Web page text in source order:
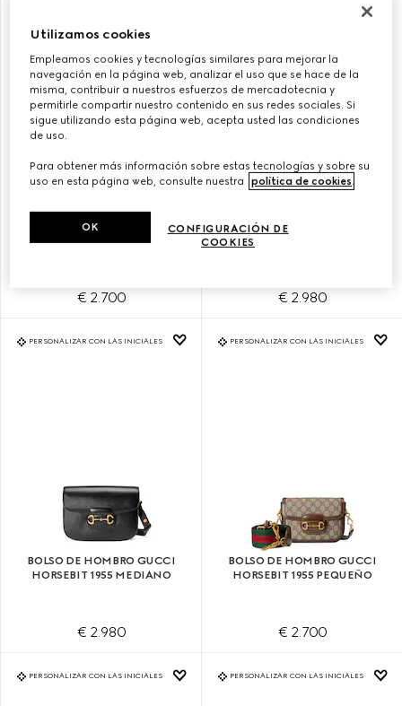
BOLSO DE HOMBRO GUCCI
HORSEBIT 1955 MEDIANO
€ 2.700
PERSONALIZAR CON LAS INICIALES
BOLSO DE HOMBRO GUCCI
HORSEBIT 1955 PEQUEÑO
€ 2.980
PERSONALIZAR CON LAS INICIALES
BOLSO DE HOMBRO GUCCI
HORSEBIT 1955 MEDIANO
€ 2.980
PERSONALIZAR CON LAS INICIALES
BOLSO DE HOMBRO GUCCI
HORSEBIT 1955 PEQUEÑO
€ 2.700
PERSONALIZAR CON LAS INICIALES PERSONALIZAR CON LAS INICIALES
Utilizamos cookies
Empleamos cookies y tecnologías similares para mejorar la
navegación en la página web, analizar el uso que se hace de la
misma, contribuir a nuestros esfuerzos de mercadotecnia y
permitirle compartir nuestro contenido en sus redes sociales. Si
sigue utilizando esta página web, acepta usted las condiciones
de uso.
Para obtener más información sobre estas tecnologías y sobre su
uso en esta página web, consulte nuestra
política de cookies
CONFIGURACIÓN DE
COOKIES
OK